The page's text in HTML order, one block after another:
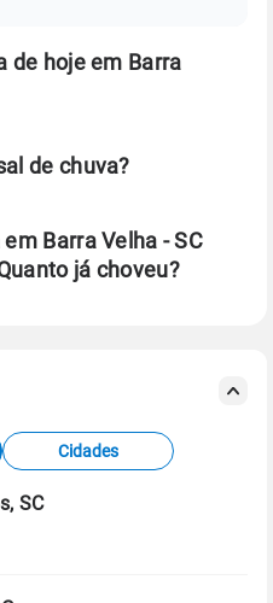
de hoje em Barra
de chuva?
Barra Velha - SC
já choveu?
de estações
Centro de Previsão
(CPTEC).
sobre os dados
Cidades
SC